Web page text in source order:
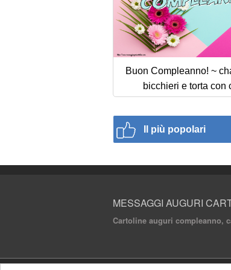
Buon Compleanno! ~
bicchieri e torta con
Il più popolari
MESSAGGI AUGURI
Cartoline auguri compleanno,